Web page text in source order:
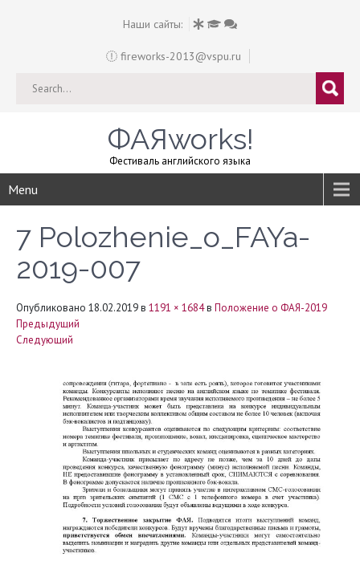
Наши сайты:
fireworks-2013@vspu.ru
ФАЯworks!
Фестиваль английского языка
Menu
7 Polozhenie_o_FAYa-
2019-007
Опубликовано 18.02.2019в 1191 × 1684в Положение о ФАЯ-2019
Предыдущий
Следующий